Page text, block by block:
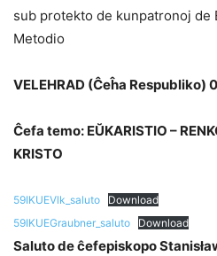
sub protekto de kunpatronoj de
Metodio
VELEHRAD (Ĉeĥa Respubliko)
Ĉefa temo: EŬKARISTIO –
KRISTO
59IKUEVlk_saluto
Download
59IKUEGraubner_saluto
Download
Saluto de ĉefepiskopo